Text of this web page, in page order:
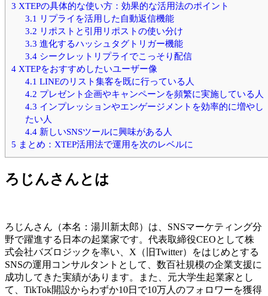
3 XTEPの具体的な使い方：効果的な活用法のポイント
3.1 リプライを活用した自動返信機能
3.2 リポストと引用リポストの使い分け
3.3 進化するハッシュタグトリガー機能
3.4シークレットリプライでこっそり配信
4 XTEPをおすすめしたいユーザー像
4.1 LINEのリスト集客を既に行っている人
4.2 プレゼント企画やキャンペーンを頻繁に実施している人
4.3 インプレッションやエンゲージメントを効率的に増やし
たい人
4.4新しいSNSツールに興味がある人
5 まとめ：XTEP活用法で運用を次のレベルに
ろじんさんとは
ろじんさん（本名：湯川新太郎）は、SNSマーケティング分
野で躍進する日本の起業家です。代表取締役CEOとして株
式会社バズロジックを率い、X（旧Twitter）をはじめとする
SNSの運用コンサルタントとして、数百社規模の企業支援に
成功してきた実績があります。また、元大学生起業家とし
て、TikTok開設からわずか10日で10万人のフォロワーを獲得